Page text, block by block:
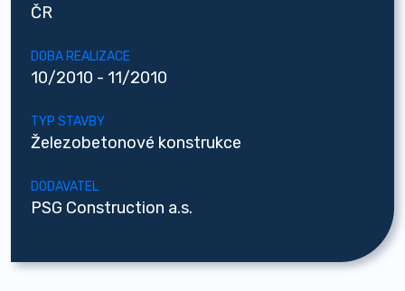
ČR
DOBA REALIZACE
10/2010 - 11/2010
TYP STAVBY
Železobetonové konstrukce
DODAVATEL
PSG Construction a.s.